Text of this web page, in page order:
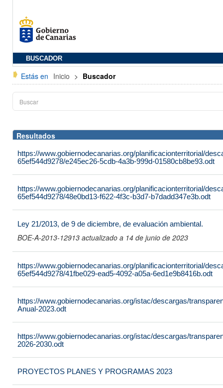
BUSCADOR
Estás en Inicio > Buscador
Resultados
https://www.gobiernodecanarias.org/planificacionterritorial/
65ef544d9278/e245ec26-5cdb-4a3b-999d-01580cb8be93.odt
https://www.gobiernodecanarias.org/planificacionterritorial/
65ef544d9278/48e0bd13-f622-4f3c-b3d7-b7dadd347e3b.odt
Ley 21/2013, de 9 de diciembre, de evaluación ambiental.
BOE-A-2013-12913 actualizado a 14 de junio de 2023
https://www.gobiernodecanarias.org/planificacionterritorial/
65ef544d9278/41fbe029-ead5-4092-a05a-6ed1e9b8416b.odt
https://www.gobiernodecanarias.org/istac/descargas/
Anual-2023.odt
https://www.gobiernodecanarias.org/istac/descargas/
2026-2030.odt
PROYECTOS PLANES Y PROGRAMAS 2023